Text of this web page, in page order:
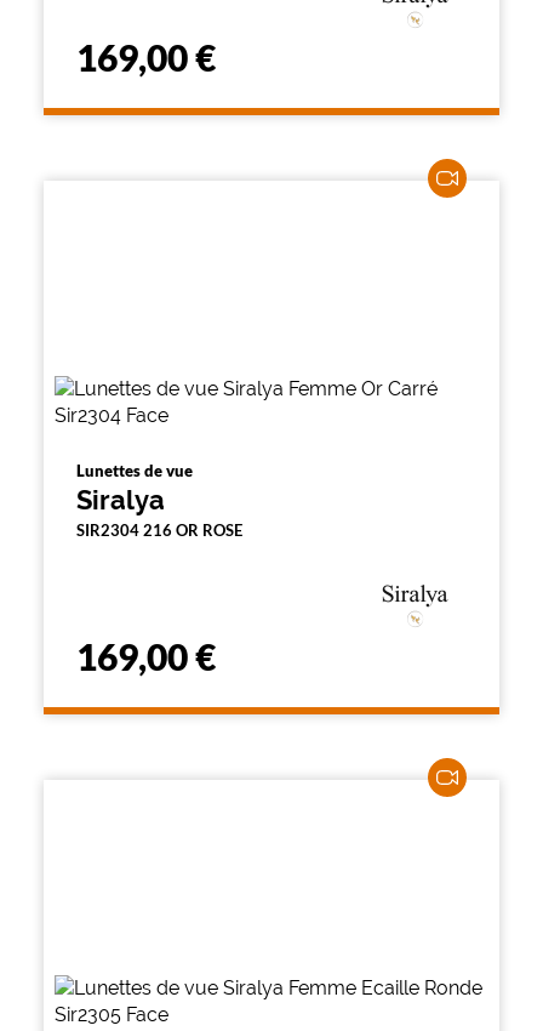
169,00 €
Lunettes de vue
Siralya
SIR2304 216 OR ROSE
169,00 €